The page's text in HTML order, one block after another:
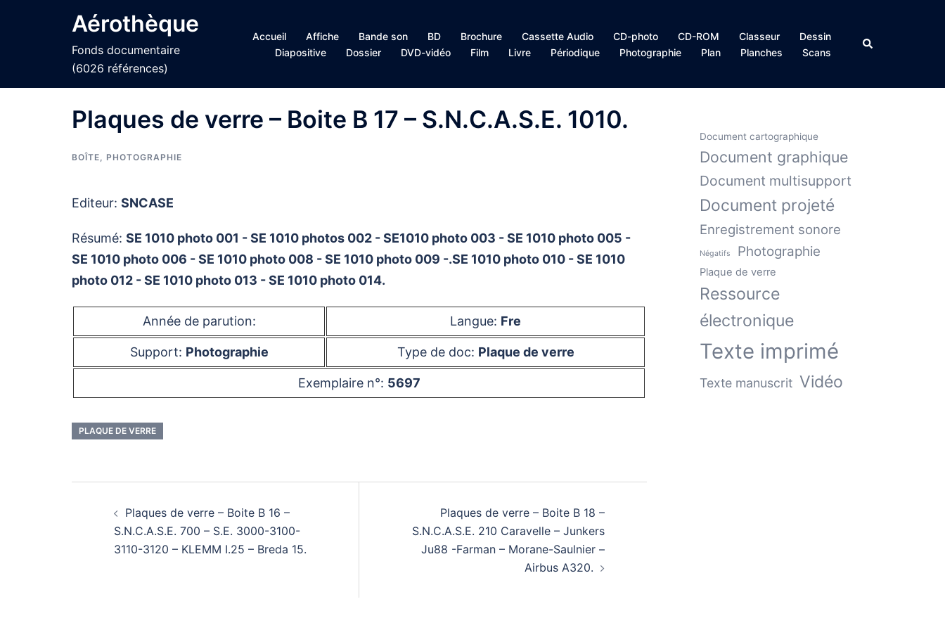
Aérothèque
Fonds documentaire
(6026 références)
Accueil Affiche Bande son BD Brochure Cassette Audio CD-photo CD-ROM Classeur
Dessin
Diapositive
Dossier DVD-vidéo Film Livre Périodique Photographie Plan Planches Scans
Rechercher
Plaques de verre – Boite B 17 – S.N.C.A.S.E. 1010.
BOÎTE, PHOTOGRAPHIE
Editeur: SNCASE
Résumé: SE 1010 photo 001 - SE 1010 photos 002 - SE1010 photo 003 - SE 1010 photo 005 -
SE 1010 photo 006 - SE 1010 photo 008 - SE 1010 photo 009 -.SE 1010 photo 010 - SE 1010
photo 012 - SE 1010 photo 013 - SE 1010 photo 014.
Année de parution: Langue: Fre
Support: Photographie Type de doc: Plaque de verre
Exemplaire n°: 5697
PLAQUE DE VERRE
d’article
Plaques de verre – Boite B 16 –
S.N.C.A.S.E. 700 – S.E. 3000-3100-
3110-3120 – KLEMM I.25 – Breda 15.
Plaques de verre – Boite B 18 –
S.N.C.A.S.E. 210 Caravelle – Junkers
Ju88 -Farman – Morane-Saulnier –
Airbus A320.
Document cartographique
Document graphique
Document multisupport
Document projeté
Enregistrement sonore
Négatifs Photographie
Plaque de verre
Ressource
électronique
Texte imprimé
Texte manuscrit Vidéo